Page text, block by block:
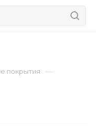
покрытия —